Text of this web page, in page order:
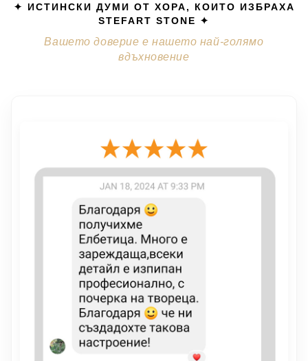
✦ ИСТИНСКИ ДУМИ ОТ ХОРА, КОИТО ИЗБРАХА
STEFART STONE ✦
Вашето доверие е нашето най-голямо
вдъхновение